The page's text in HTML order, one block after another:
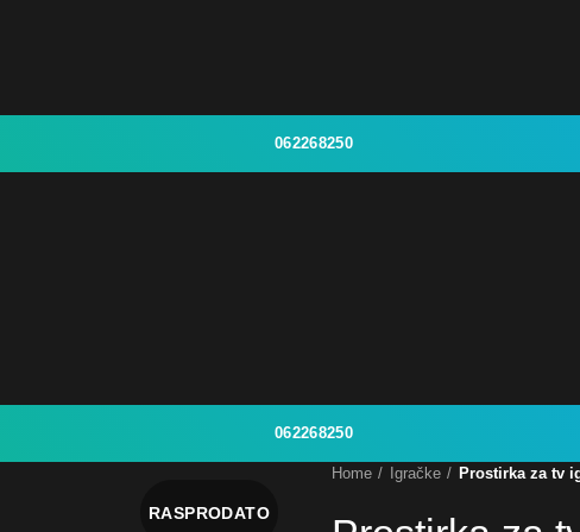
062268250
062268250
RASPRODATO
Home Igračke Prostirka za tv